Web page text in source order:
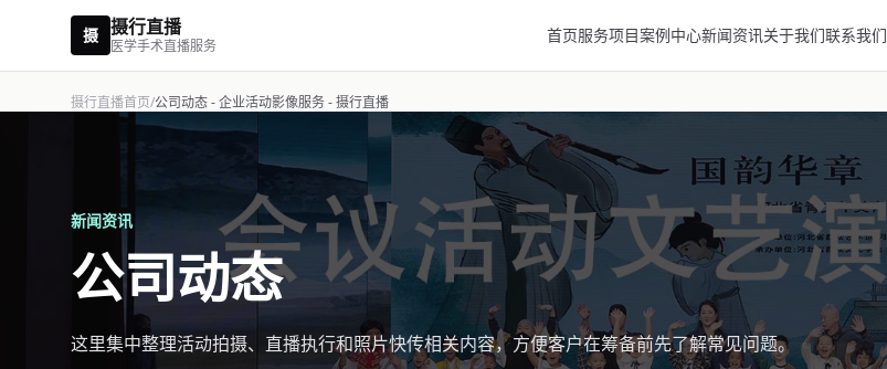
摄 摄行直播
医学手术直播服务
首页服务项目案例中心新闻资讯关于我们联系我们
摄行直播首页/公司动态 - 企业活动影像服务 - 摄行直播
新闻资讯
公司动态
这里集中整理活动拍摄、直播执行和照片快传相关内容，方便客户在筹备前先了解常见问题。